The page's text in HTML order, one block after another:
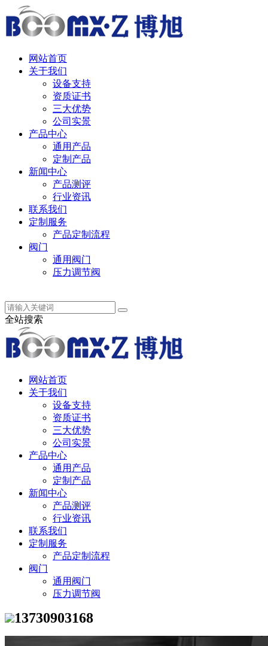
网站首页
关于我们
设备支持
资质证书
三大优势
公司实景
产品中心
通用产品
定制产品
新闻中心
产品测评
行业资讯
联系我们
定制服务
产品定制流程
阀门
通用阀门
压力调节阀
全站搜索
网站首页
关于我们
设备支持
资质证书
三大优势
公司实景
产品中心
通用产品
定制产品
新闻中心
产品测评
行业资讯
联系我们
定制服务
产品定制流程
阀门
通用阀门
压力调节阀
13730903168